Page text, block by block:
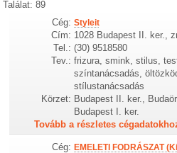
Találat: 89
Cég: Styleit
Cím: 1028 Budapest II. ker.,
Tel.: (30) 9518580
Tev.: frizura, smink, stilus,
színtanácsadás,
stílustanácsadás
Körzet: Budapest II. ker.,
Budapest I. ker.
Tovább a részletes
Cég: EMELETI FODRÁSZAT